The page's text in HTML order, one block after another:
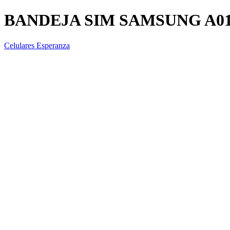
BANDEJA SIM SAMSUNG
Celulares Esperanza